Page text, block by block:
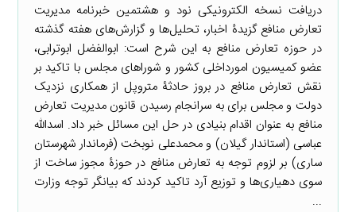
دریافت نسخه الکترونیکی نود و هشتمین خبرنامه مدیریت
تعارض منافع گزیدۀ اخبار، تحلیل‌ها و گزارش‌های هفته گذشته
در حوزه تعارض منافع به این شرح است: ابوالفضل ابوترابی،
عضو کمیسیون امورداخلی کشور و شوراهای مجلس با تاکید بر
نقش تعارض منافع در بروز حادثۀ متروپل از همکاری نزدیک
دولت و مجلس برای به سرانجام رسیدن قانون مدیریت تعارض
منافع به عنوان اقدام بنیادی در حل این مسائل خبر داد. اسدالله
عباسی (استاندار گیلان) و محمدعلی نوبخت (فرماندار شهرستان
ساری) بر لزوم توجه به تعارض منافع در حوزۀ مجوز ساخت از
سوی دهیاری‌ها و توزیع آرد تاکید کردند که بیانگر توجه وزارت
...